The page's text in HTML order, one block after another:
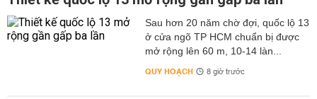
Sau hơn 20 năm chờ đợi, quốc lộ 13
ở cửa ngõ TP HCM chuẩn bị được
mở rộng lên 60 m, 10-14 làn...
QUY HOẠCH 8 giờ trước